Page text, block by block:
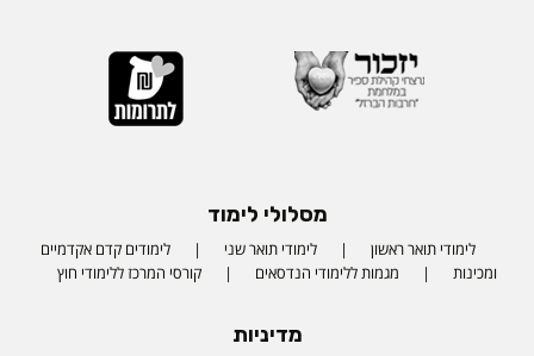
מסלולי לימוד
לימודי תואר ראשון לימודי תואר שני
לימודים קדם אקדמיים
ומכינות
מגמות ללימודי הנדסאים קורסי המרכז ללימודי חוץ
מדיניות